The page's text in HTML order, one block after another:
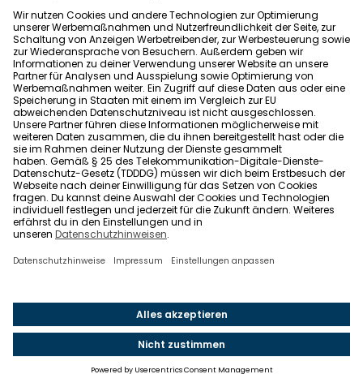
Darlehens höhere monatliche Raten leisten kannst,
ist ein hoher Tilgungssatz eine gute Möglichkeit, die
Rückzahlung zu beschleunigen. Zum Beispiel kann
eineanfängliche Tilgung von mindestens 2 bis 3
Prozentoder mehr pro Jahr die Restschuld
schneller abbauen. Diese Variante eignet sich
besonders, wenn du eine Gehaltserhöhung oder
neue Einkommensquellen hast und dadurch
dauerhaft mehr abbezahlen kannst. Jedoch ist der
hohe anfängliche Tilgungssatz auch riskant, da er
bestimmten Leistungen verpflichtet.
Rechnest du demnächst mit einer größeren
Geldsumme, etwa durch eine Erbschaft oder den
Verkauf einer Immobilie? Ein variables Darlehen gibt